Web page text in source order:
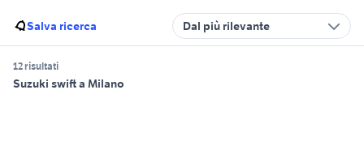
Salva ricerca Dal più rilevante
12 risultati
Suzuki swift a Milano